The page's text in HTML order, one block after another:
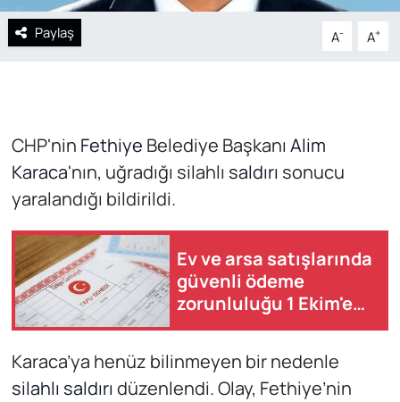
Paylaş A- A+
CHP'nin Fethiye Belediye Başkanı Alim
Karaca'nın, uğradığı silahlı saldırı sonucu
yaralandığı bildirildi.
Ev ve arsa satışlarında
güvenli ödeme
zorunluluğu 1 Ekim'e
ertelendi
Karaca’ya henüz bilinmeyen bir nedenle
silahlı saldırı düzenlendi. Olay, Fethiye’nin